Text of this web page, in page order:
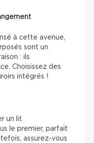
à cette avenue,
sont un
: ils
Choisissez des
intégrés !
un lit
le premier, parfait
assurez-vous